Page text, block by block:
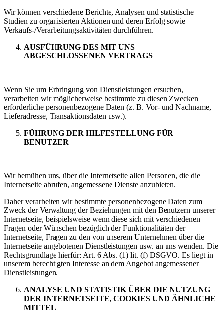
Wir können verschiedene Berichte, Analysen und statistische
Studien zu organisierten Aktionen und deren Erfolg sowie
Verkaufs-/Verarbeitungsaktivitäten durchführen.
AUSFÜHRUNG DES MIT UNS
ABGESCHLOSSENEN VERTRAGS
Wenn Sie um Erbringung von Dienstleistungen ersuchen,
verarbeiten wir möglicherweise bestimmte zu diesen Zwecken
erforderliche personenbezogene Daten (z. B. Vor- und Nachname,
Lieferadresse, Transaktionsdaten usw.).
FÜHRUNG DER HILFESTELLUNG FÜR
BENUTZER
Wir bemühen uns, über die Internetseite allen Personen, die die
Internetseite abrufen, angemessene Dienste anzubieten.
Daher verarbeiten wir bestimmte personenbezogene Daten zum
Zweck der Verwaltung der Beziehungen mit den Benutzern unserer
Internetseite, beispielsweise wenn diese sich mit verschiedenen
Fragen oder Wünschen bezüglich der Funktionalitäten der
Internetseite, Fragen zu den von unserem Unternehmen über die
Internetseite angebotenen Dienstleistungen usw. an uns wenden. Die
Rechtsgrundlage hierfür: Art. 6 Abs. (1) lit. (f) DSGVO. Es liegt in
unserem berechtigten Interesse an dem Angebot angemessener
Dienstleistungen.
ANALYSE UND STATISTIK ÜBER DIE NUTZUNG
DER INTERNETSEITE, COOKIES UND ÄHNLICHE
MITTEL